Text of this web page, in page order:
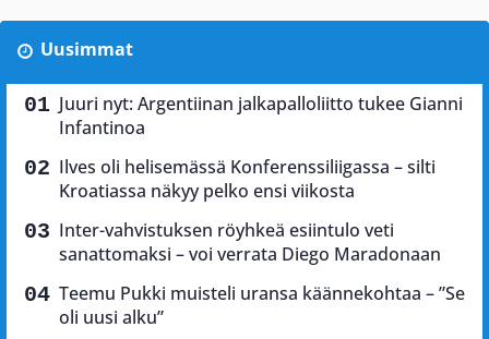
Uusimmat
Juuri nyt: Argentiinan jalkapalloliitto tukee Gianni
Infantinoa
Ilves oli helisemässä Konferenssiliigassa – silti
Kroatiassa näkyy pelko ensi viikosta
Inter-vahvistuksen röyhkeä esiintulo veti
sanattomaksi – voi verrata Diego Maradonaan
Teemu Pukki muisteli uransa käännekohtaa – ”Se
oli uusi alku”